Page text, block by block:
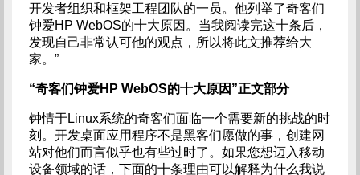
开发者组织和框架工程团队的一员。他列举了奇客们
钟爱HP WebOS的十大原因。当我阅读完这十条后，
发现自己非常认可他的观点，所以将此文推荐给大
家。”
“奇客们钟爱HP WebOS的十大原因”正文部分
钟情于Linux系统的奇客们面临一个需要新的挑战的时
刻。开发桌面应用程序不是黑客们愿做的事，创建网
站对他们而言似乎也有些过时了。如果您想迈入移动
设备领域的话，下面的十条理由可以解释为什么我说